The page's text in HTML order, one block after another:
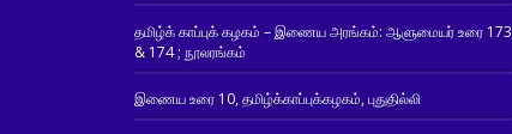
தமிழ்க் காப்புக் கழகம் – இணைய அரங்கம்: ஆளுமையர் உரை 173
& 174 ; நூலரங்கம்
இணைய உரை 10, தமிழ்க்காப்புக்கழகம், புதுதில்லி